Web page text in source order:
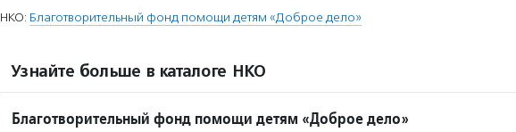
НКО: Благотворительный фонд помощи детям «Доброе дело»
Узнайте больше в каталоге НКО
Благотворительный фонд помощи детям «Доброе дело»